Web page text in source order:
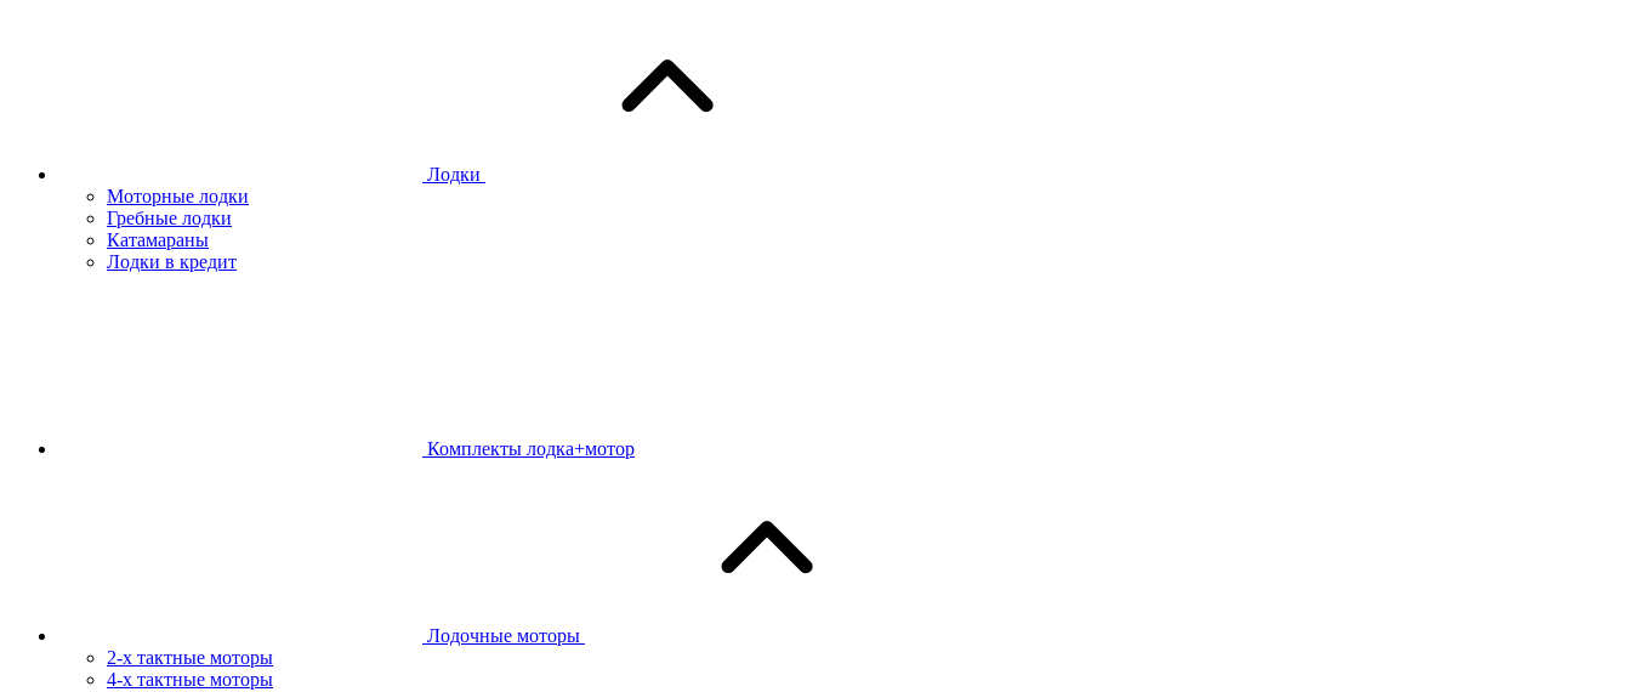
Лодки
Моторные лодки
Гребные лодки
Катамараны
Лодки в кредит
Комплекты лодка+мотор
Лодочные моторы
2-х тактные моторы
4-х тактные моторы